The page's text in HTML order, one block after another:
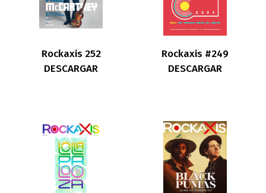
Rockaxis 252
DESCARGAR
Rockaxis #249
DESCARGAR